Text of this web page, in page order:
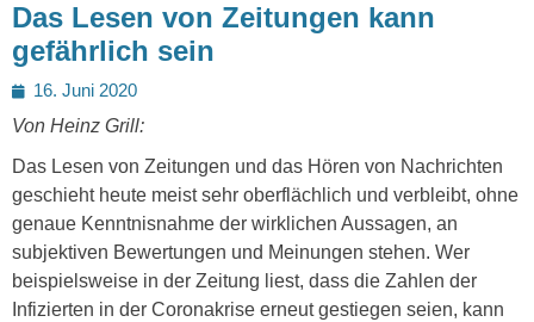
Das Lesen von Zeitungen kann
gefährlich sein
Posted
on
16. Juni 2020
Von Heinz Grill:
Das Lesen von Zeitungen und das Hören von Nachrichten
geschieht heute meist sehr oberflächlich und verbleibt, ohne
genaue Kenntnisnahme der wirklichen Aussagen, an
subjektiven Bewertungen und Meinungen stehen. Wer
beispielsweise in der Zeitung liest, dass die Zahlen der
Infizierten in der Coronakrise erneut gestiegen seien, kann